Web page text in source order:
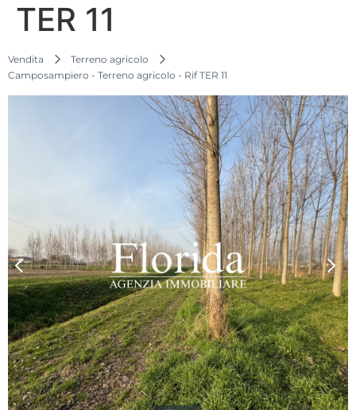
TER 11
Vendita
Terreno agricolo
Camposampiero - Terreno agricolo - Rif TER 11